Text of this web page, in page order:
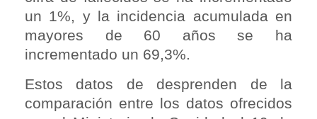
un 1%, y la incidencia acumulada en
mayores de 60 años se ha
incrementado un 69,3%.
Estos datos de desprenden de la
comparación entre los datos ofrecidos